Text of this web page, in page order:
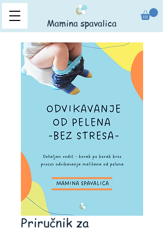
Mamina spavalica
Priručnik za